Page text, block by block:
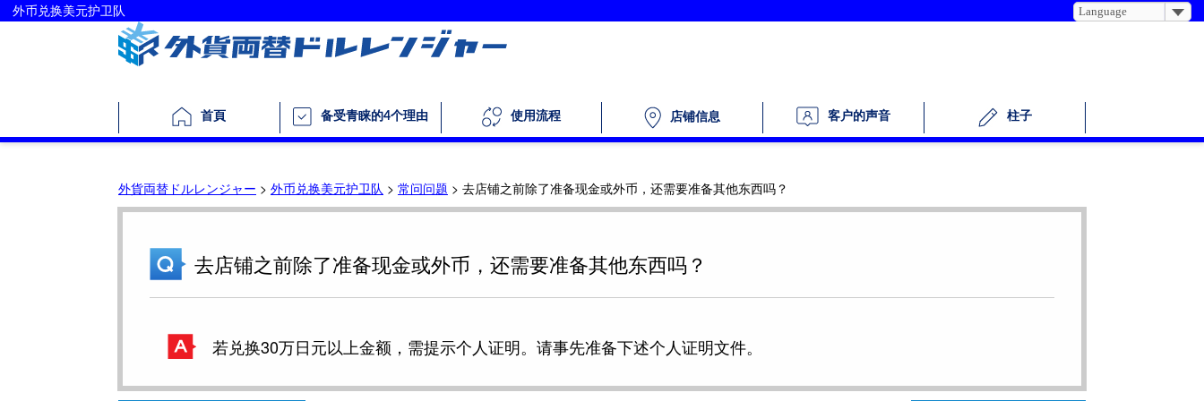
外币兑换美元护卫队 Language
首頁 备受青睐的4个理由 使用流程 店铺信息 客户的声音 柱子
外貨両替ドルレンジャー > 外币兑换美元护卫队 > 常问问题 > 去店铺之前除了准备现金或外币，还需要准备其他东西吗？
去店铺之前除了准备现金或外币，还需要准备其他东西吗？
若兑换30万日元以上金额，需提示个人证明。请事先准备下述个人证明文件。